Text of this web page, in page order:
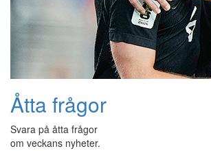
Åtta frågor
Svara på åtta frågor
om veckans nyheter.